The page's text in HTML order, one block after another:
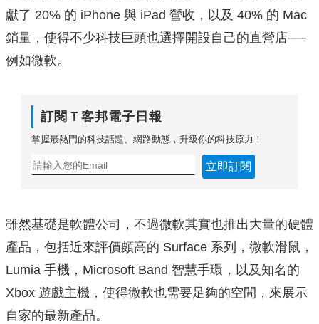
獻了 20% 的 iPhone 與 iPad 營收，以及 40% 的 Mac
銷量，使得不少科技巨頭也選擇開設自己的直營店──
例如微軟。
訂閱Ｔ客邦電子日報
掌握最熱門的科技話題、網路動態，升級你的科技原力！
立即訂閱
雖然基礎是軟體公司，不過微軟其實也推出大量的硬體
產品，包括近來評價頗高的 Surface 系列，微軟滑鼠，
Lumia 手機，Microsoft Band 智慧手環，以及知名的
Xbox 遊戲主機，使得微軟也需要足夠的空間，來展示
自家的最新產品。